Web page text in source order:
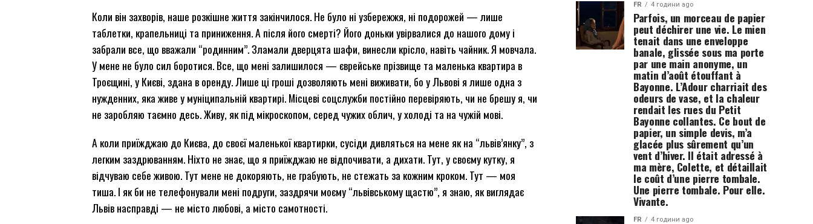
Коли він захворів, наше розкішне життя закінчилося. Не було ні узбережжя, ні подорожей — лише
таблетки, крапельниці та приниження. А після його смерті? Його доньки увірвалися до нашого дому і
забрали все, що вважали “родинним”. Зламали дверцята шафи, винесли крісло, навіть чайник. Я мовчала.
У мене не було сил боротися. Все, що мені залишилося — єврейське прізвище та маленька квартира в
Троєщині, у Києві, здана в оренду. Лише ці гроші дозволяють мені виживати, бо у Львові я лише одна з
нужденних, яка живе у муніципальній квартирі. Місцеві соцслужби постійно перевіряють, чи не брешу я, чи
не заробляю таємно десь. Живу, як під мікроскопом, серед чужих облич, у холоді та на чужій мові.
А коли приїжджаю до Києва, до своєї маленької квартирки, сусіди дивляться на мене як на “львів’янку”, з
легким заздрюванням. Ніхто не знає, що я приїжджаю не відпочивати, а дихати. Тут, у своєму кутку, я
відчуваю себе живою. Тут мене не докоряють, не грабують, не стежать за кожним кроком. Тут — моя
тиша. І як би не телефонували мені подруги, заздрячи моєму “львівському щастю”, я знаю, як виглядає
Львів насправді — не місто любові, а місто самотності.
FR 4 години ago
Parfois, un morceau de papier
peut déchirer une vie. Le mien
tenait dans une enveloppe
banale, glissée sous ma porte
par une main anonyme, un
matin d’août étouffant à
Bayonne. L’Adour charriait des
odeurs de vase, et la chaleur
rendait les rues du Petit
Bayonne collantes. Ce bout de
papier, un simple devis, m’a
glacée plus sûrement qu’un
vent d’hiver. Il était adressé à
ma mère, Colette, et détaillait
le coût d’une pierre tombale.
Une pierre tombale. Pour elle.
Vivante.
FR 4 години ago